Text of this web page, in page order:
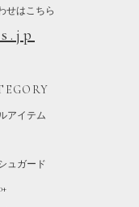
せはこちら
アイテム
ュガード